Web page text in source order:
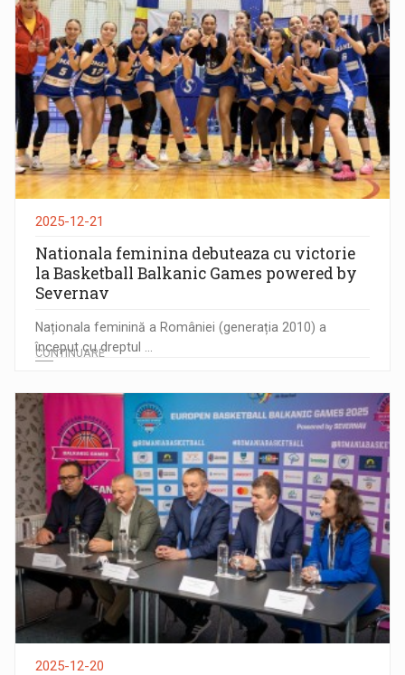
2025-12-21
Nationala feminina debuteaza cu victorie
la Basketball Balkanic Games powered by
Severnav
Naționala feminină a României (generația 2010) a
început cu dreptul ...
CONTINUARE
2025-12-20